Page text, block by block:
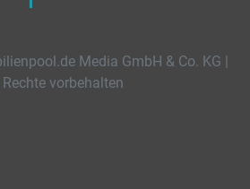
Media GmbH & Co. KG |
vorbehalten